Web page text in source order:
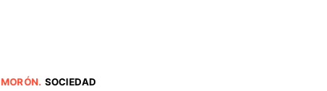
MORÓN. SOCIEDAD